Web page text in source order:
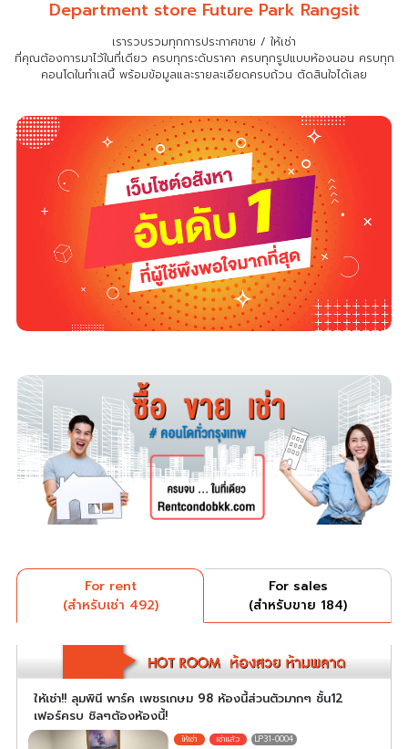
Department store Future Park Rangsit
เรารวบรวมทุกการประกาศขาย / ให้เช่า
ที่คุณต้องการมาไว้ในที่เดียว ครบทุกระดับราคา ครบทุกรูปแบบห้องนอน ครบทุก
คอนโดในทำเลนี้ พร้อมข้อมูลและรายละเอียดครบถ้วน ตัดสินใจได้เลย
For rent
(สำหรับเช่า 492)
For sales
(สำหรับขาย 184)
ให้เช่า!! ลุมพินี พาร์ค เพชรเกษม 98 ห้องนี้ส่วนตัวมากๆ ชั้น12
เฟอร์ครบ ชิลๆต้องห้องนี้!
LP31-0004